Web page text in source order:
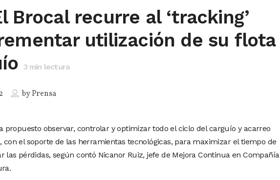
Brocal recurre al ‘tracking’
utilización de su flota
3min lectura
byPrensa
propuesto observar, controlar y optimizar todo el ciclo del carguío y acarreo
con el soporte de las herramientas tecnológicas, para maximizar el tiempo de
las pérdidas, según contó Nicanor Ruiz, jefe de Mejora Continua en Compañía